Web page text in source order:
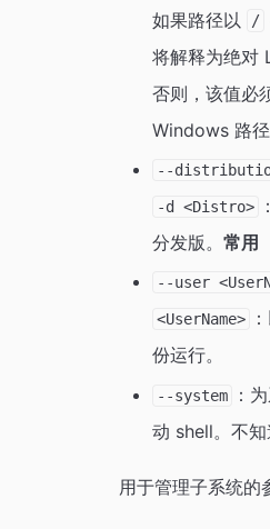
如果路径以
/
将解释为绝对
否则，该值必
Windows 路径
--
-d <Distro>
分发版。 常用
--user
<UserName>
份运行。
--system
：
动 shell。不
用于管理子系统的